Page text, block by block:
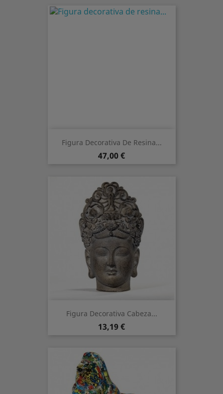
Figura Decorativa De Resina...
Precio
47,00 €
Figura Decorativa Cabeza...
Precio
13,19 €